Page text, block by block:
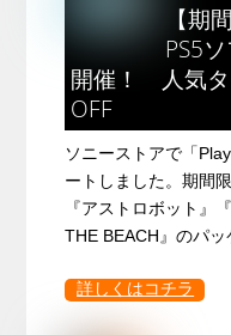
【期
PS5
開催！ 人気タ
OFF
ソニーストアで「
ートしました。期間
『アストロボット』
THE BEACH』のパ
詳しくはコチラ